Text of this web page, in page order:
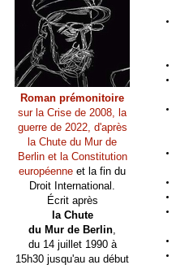
Roman prémonitoire
sur la Crise de 2008, la
guerre de 2022, d'après
la Chute du Mur de
Berlin et la Constitution
européenne et la fin du
Droit International.
Écrit après
la Chute
du Mur de Berlin,
du 14 juillet 1990 à
15h30 jusqu'au au début